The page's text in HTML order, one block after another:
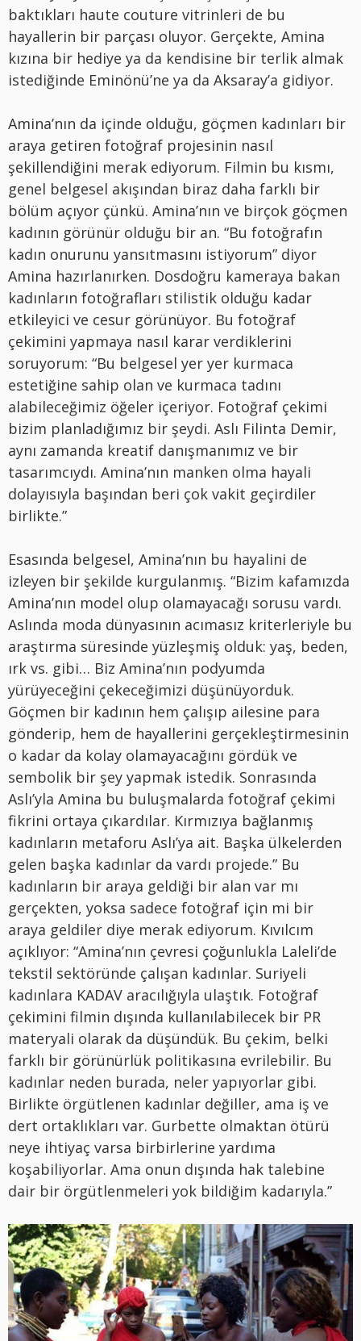
baktıkları haute couture vitrinleri de bu
hayallerin bir parçası oluyor. Gerçekte, Amina
kızına bir hediye ya da kendisine bir terlik almak
istediğinde Eminönü’ne ya da Aksaray’a gidiyor.
Amina’nın da içinde olduğu, göçmen kadınları bir
araya getiren fotoğraf projesinin nasıl
şekillendiğini merak ediyorum. Filmin bu kısmı,
genel belgesel akışından biraz daha farklı bir
bölüm açıyor çünkü. Amina’nın ve birçok göçmen
kadının görünür olduğu bir an. “Bu fotoğrafın
kadın onurunu yansıtmasını istiyorum” diyor
Amina hazırlanırken. Dosdoğru kameraya bakan
kadınların fotoğrafları stilistik olduğu kadar
etkileyici ve cesur görünüyor. Bu fotoğraf
çekimini yapmaya nasıl karar verdiklerini
soruyorum: “Bu belgesel yer yer kurmaca
estetiğine sahip olan ve kurmaca tadını
alabileceğimiz öğeler içeriyor. Fotoğraf çekimi
bizim planladığımız bir şeydi. Aslı Filinta Demir,
aynı zamanda kreatif danışmanımız ve bir
tasarımcıydı. Amina’nın manken olma hayali
dolayısıyla başından beri çok vakit geçirdiler
birlikte.”
Esasında belgesel, Amina’nın bu hayalini de
izleyen bir şekilde kurgulanmış. “Bizim kafamızda
Amina’nın model olup olamayacağı sorusu vardı.
Aslında moda dünyasının acımasız kriterleriyle bu
araştırma süresinde yüzleşmiş olduk: yaş, beden,
ırk vs. gibi… Biz Amina’nın podyumda
yürüyeceğini çekeceğimizi düşünüyorduk.
Göçmen bir kadının hem çalışıp ailesine para
gönderip, hem de hayallerini gerçekleştirmesinin
o kadar da kolay olamayacağını gördük ve
sembolik bir şey yapmak istedik. Sonrasında
Aslı’yla Amina bu buluşmalarda fotoğraf çekimi
fikrini ortaya çıkardılar. Kırmızıya bağlanmış
kadınların metaforu Aslı’ya ait. Başka ülkelerden
gelen başka kadınlar da vardı projede.” Bu
kadınların bir araya geldiği bir alan var mı
gerçekten, yoksa sadece fotoğraf için mi bir
araya geldiler diye merak ediyorum. Kıvılcım
açıklıyor: “Amina’nın çevresi çoğunlukla Laleli’de
tekstil sektöründe çalışan kadınlar. Suriyeli
kadınlara KADAV aracılığıyla ulaştık. Fotoğraf
çekimini filmin dışında kullanılabilecek bir PR
materyali olarak da düşündük. Bu çekim, belki
farklı bir görünürlük politikasına evrilebilir. Bu
kadınlar neden burada, neler yapıyorlar gibi.
Birlikte örgütlenen kadınlar değiller, ama iş ve
dert ortaklıkları var. Gurbette olmaktan ötürü
neye ihtiyaç varsa birbirlerine yardıma
koşabiliyorlar. Ama onun dışında hak talebine
dair bir örgütlenmeleri yok bildiğim kadarıyla.”